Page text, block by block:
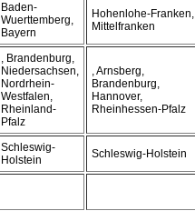
Baden-
Wuerttemberg,
Bayern
Hohenlohe-Franken,
Mittelfranken
, Brandenburg,
Niedersachsen,
Nordrhein-
Westfalen,
Rheinland-
Pfalz
, Arnsberg,
Brandenburg,
Hannover,
Rheinhessen-Pfalz
Schleswig-
Holstein
Schleswig-Holstein